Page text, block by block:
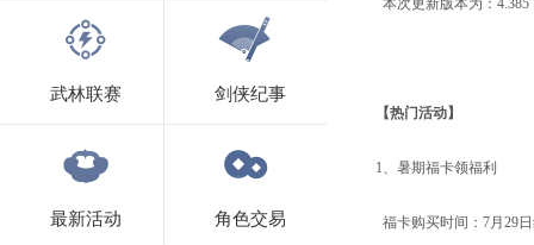
武林联赛 剑侠纪事
最新活动 角色交易
本次更新版本为：4.385
【热门活动】
1、暑期福卡领福利
福卡购买时间：7月29